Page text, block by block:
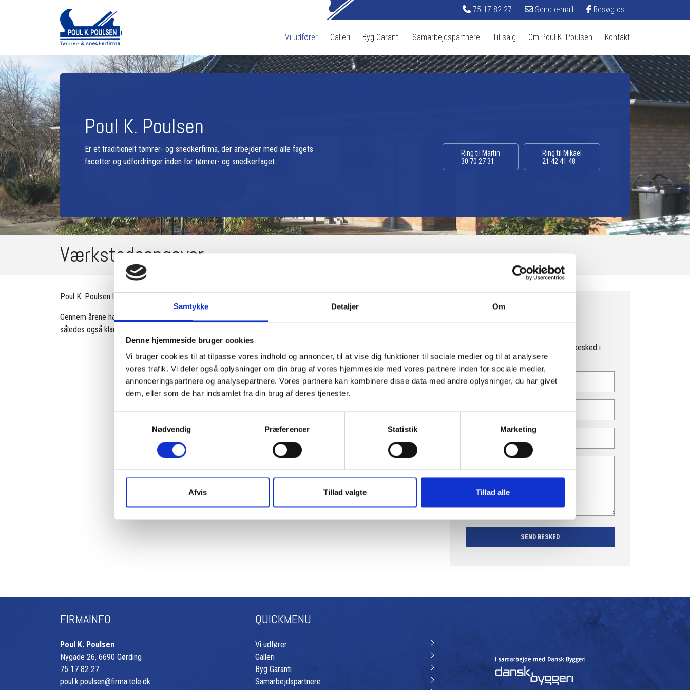
Samtykke Detaljer Om
Denne hjemmeside bruger cookies
Vi bruger cookies til at tilpasse vores indhold og annoncer, til at vise dig funktioner til sociale medier og til at analysere
vores trafik. Vi deler også oplysninger om din brug af vores hjemmeside med vores partnere inden for sociale medier,
annonceringspartnere og analysepartnere. Vores partnere kan kombinere disse data med andre oplysninger, du har givet
dem, eller som de har indsamlet fra din brug af deres tjenester.
Nødvendig
Præferencer Statistik Marketing
Afvis Tillad valgte Tillad alle
75 17 82 27 Send e-mail Besøg os
Vi udfører Galleri Byg Garanti​ Samarbejdspartnere​ Til salg​ Om Poul K. Poulsen Kontakt
Poul K. Poulsen
Er et traditionelt tømrer- og snedkerfirma, der arbejder med alle fagets
facetter og udfordringer inden for tømrer- og snedkerfaget.
Ring til Martin
30 70 27 31
Ring til Mikael
21 42 41 48
Værkstedsopgaver​
Poul K. Poulsen løser alle former for værkstedsopgaver.
Gennem årene har vi udført en lang række forskellige værkstedsopgaver. Vores erfaring spænder derfor vidt, og vi er
således også klar til at udføre opgaver for jer.
Kontakt os
Du kan let og hurtigt sende os en besked i
nedenstående formular.
FIRMAINFO
Poul K. Poulsen
Nygade 26, 6690 Gørding
75 17 82 27
poul.k.poulsen@firma.tele.dk
QUICKMENU
Vi udfører
Galleri
Byg Garanti​
Samarbejdspartnere​